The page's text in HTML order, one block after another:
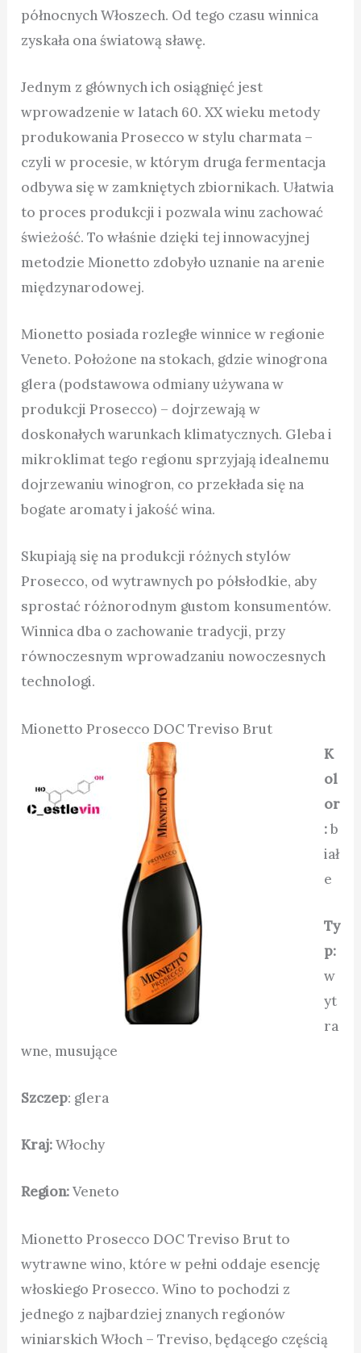
północnych Włoszech. Od tego czasu winnica
zyskała ona światową sławę.
Jednym z głównych ich osiągnięć jest
wprowadzenie w latach 60. XX wieku metody
produkowania Prosecco w stylu charmata –
czyli w procesie, w którym druga fermentacja
odbywa się w zamkniętych zbiornikach. Ułatwia
to proces produkcji i pozwala winu zachować
świeżość. To właśnie dzięki tej innowacyjnej
metodzie Mionetto zdobyło uznanie na arenie
międzynarodowej.
Mionetto posiada rozległe winnice w regionie
Veneto. Położone na stokach, gdzie winogrona
glera (podstawowa odmiany używana w
produkcji Prosecco) – dojrzewają w
doskonałych warunkach klimatycznych. Gleba i
mikroklimat tego regionu sprzyjają idealnemu
dojrzewaniu winogron, co przekłada się na
bogate aromaty i jakość wina.
Skupiają się na produkcji różnych stylów
Prosecco, od wytrawnych po półsłodkie, aby
sprostać różnorodnym gustom konsumentów.
Winnica dba o zachowanie tradycji, przy
równoczesnym wprowadzaniu nowoczesnych
technologi.
Mionetto Prosecco DOC Treviso Brut
K
ol
or
:b
iał
e
Ty
p:
w
yt
ra
wne, musujące
Szczep: glera
Kraj:Włochy
Region:Veneto
Mionetto Prosecco DOC Treviso Brut to
wytrawne wino, które w pełni oddaje esencję
włoskiego Prosecco. Wino to pochodzi z
jednego z najbardziej znanych regionów
winiarskich Włoch – Treviso, będącego częścią